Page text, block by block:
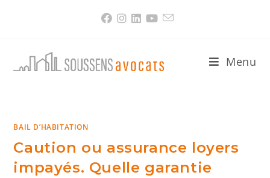
Menu
BAIL D’HABITATION
Caution ou assurance loyers
impayés. Quelle garantie